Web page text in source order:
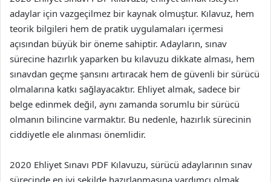
adaylar için vazgeçilmez bir kaynak olmuştur. Kılavuz, hem
teorik bilgileri hem de pratik uygulamaları içermesi
açısından büyük bir öneme sahiptir. Adayların, sınav
sürecine hazırlık yaparken bu kılavuzu dikkate alması, hem
sınavdan geçme şansını artıracak hem de güvenli bir sürücü
olmalarına katkı sağlayacaktır. Ehliyet almak, sadece bir
belge edinmek değil, aynı zamanda sorumlu bir sürücü
olmanın bilincine varmaktır. Bu nedenle, hazırlık sürecinin
ciddiyetle ele alınması önemlidir.
2020 Ehliyet Sınavı PDF Kılavuzu, sürücü adaylarının sınav
sürecinde en iyi şekilde hazırlanmasına yardımcı olmak